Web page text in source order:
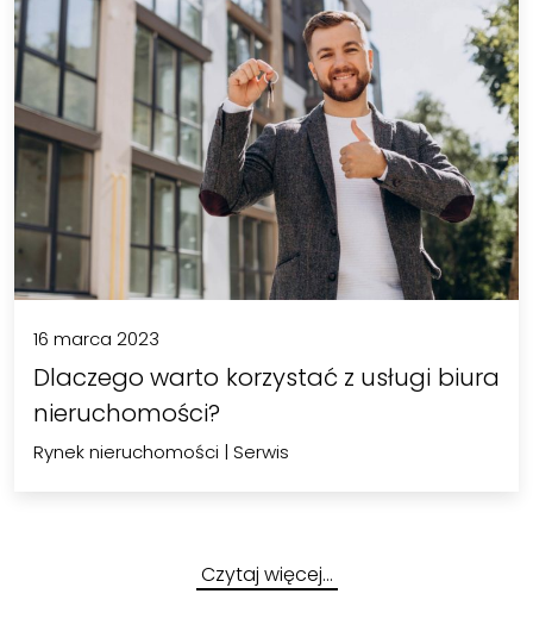
16 marca 2023
Dlaczego warto korzystać z usługi biura
nieruchomości?
Rynek nieruchomości | Serwis
Czytaj więcej…